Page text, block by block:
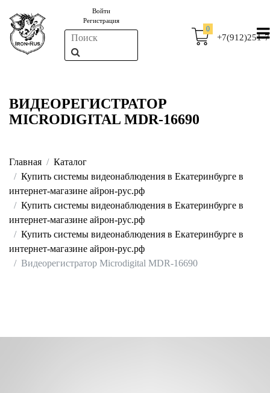
Войти
Регистрация
0
+7(912)251-
ВИДЕОРЕГИСТРАТОР
MICRODIGITAL MDR-16690
Главная
Каталог
Купить системы видеонаблюдения в Екатеринбурге в
интернет-магазине айрон-рус.рф
Купить системы видеонаблюдения в Екатеринбурге в
интернет-магазине айрон-рус.рф
Купить системы видеонаблюдения в Екатеринбурге в
интернет-магазине айрон-рус.рф
Видеорегистратор Microdigital MDR-16690